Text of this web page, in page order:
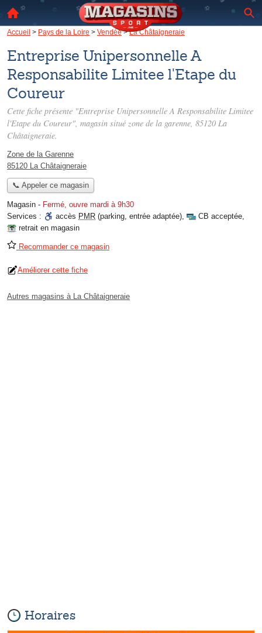
Accueil > Pays de la Loire > Vendée>La Châtaigneraie
Entreprise Unipersonnelle A
Responsabilite Limitee l'Etape du
Coureur
Cette fiche présente "Entreprise Unipersonnelle A Responsabilite Limitee
l'Etape du Coureur", magasin situé zone de la garenne, 85120 La
Châtaigneraie.
Zone de la Garenne
85120 La Châtaigneraie
📞 Appeler ce magasin
Magasin - Fermé, ouvre mardi à 9h30
Services :
accès PMR (parking, entrée adaptée), CB acceptée,
retrait en magasin
Recommander ce magasin
Améliorer cette fiche
Autres magasins à La Châtaigneraie
Horaires